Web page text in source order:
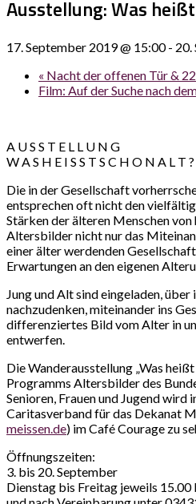
Ausstellung: Was
17. September 2019 @ 15:00- 20.
« Nacht der offenen Tür &
Film: Auf der Suche nach
A U S S T E L L U N G
W A S H E I S S T S C H O N A L T ?
Die in der Gesellschaft
entsprechen oft nicht den
Stärken der älteren Menschen
Altersbilder nicht nur das
einer älter werdenden
Erwartungen an den eigenen
Jung und Alt sind eingeladen,
nachzudenken, miteinander ins
differenziertes Bild vom Alter in
entwerfen.
Die Wanderausstellung „Was
Programms Altersbilder des
Senioren, Frauen und Jugend
Caritasverband für das Dekanat
meissen.de) im Café Courage zu
Öffnungszeiten:
3. bis 20. September
Dienstag bis Freitag jeweils 15.00